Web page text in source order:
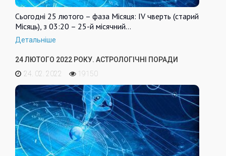
Сьогодні 25 лютого – фаза Місяця: IV чверть (старий
Місяць), з 03:20 – 25-й місячний…
Детальніше
24 ЛЮТОГО 2022 РОКУ. АСТРОЛОГІЧНІ ПОРАДИ
24. 02. 2022
19150